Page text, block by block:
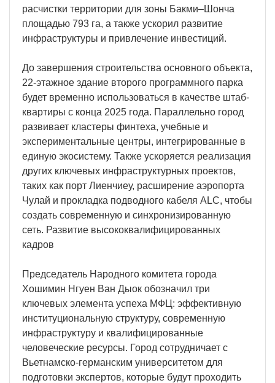
расчистки территории для зоны Бакми–Шонча
площадью 793 га, а также ускорил развитие
инфраструктуры и привлечение инвестиций.
До завершения строительства основного объекта,
22-этажное здание второго программного парка
будет временно использоваться в качестве штаб-
квартиры с конца 2025 года. Параллельно город
развивает кластеры финтеха, учебные и
экспериментальные центры, интегрированные в
единую экосистему. Также ускоряется реализация
других ключевых инфраструктурных проектов,
таких как порт Лиенчиеу, расширение аэропорта
Чулай и прокладка подводного кабеля ALC, чтобы
создать современную и синхронизированную
сеть. Развитие высококвалифицированных
кадров
Председатель Народного комитета города
Хошимин Нгуен Ван Дыок обозначил три
ключевых элемента успеха МФЦ: эффективную
институциональную структуру, современную
инфраструктуру и квалифицированные
человеческие ресурсы. Город сотрудничает с
Вьетнамско-германским университетом для
подготовки экспертов, которые будут проходить